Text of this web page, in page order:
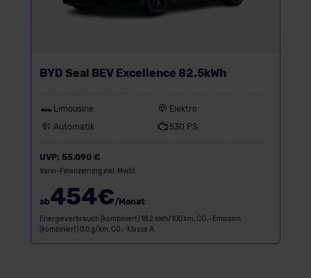
BYD Seal BEV Excellence 82.5kWh
Limousine
Elektro
Automatik
530 PS
UVP: 55.090 €
Vario-Finanzierung inkl. MwSt.
ab454€/Monat
Energieverbrauch (kombiniert) 18,2 kWh/100 km, CO₂-Emission
(kombiniert) 0,0 g/km, CO₂-Klasse A